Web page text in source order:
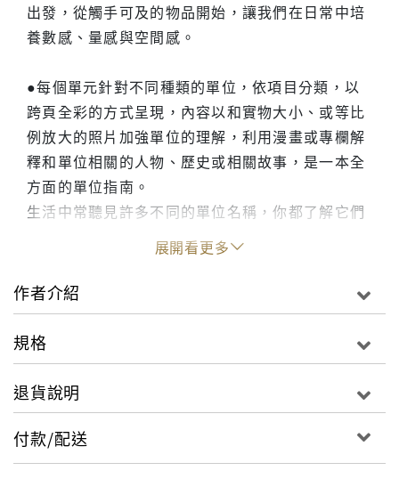
出發，從觸手可及的物品開始，讓我們在日常中培
養數感、量感與空間感。
●每個單元針對不同種類的單位，依項目分類，以
跨頁全彩的方式呈現，內容以和實物大小、或等比
例放大的照片加強單位的理解，利用漫畫或專欄解
釋和單位相關的人物、歷史或相關故事，是一本全
方面的單位指南。
生活中常聽見許多不同的單位名稱，你都了解它們
從公尺、公噸、瓦特到安培…… 讓我們用圖像重新
理解這些單位名稱，
培養一個理性思考的科學腦！
展開看更多
作者介紹
規格
退貨說明
付款/配送